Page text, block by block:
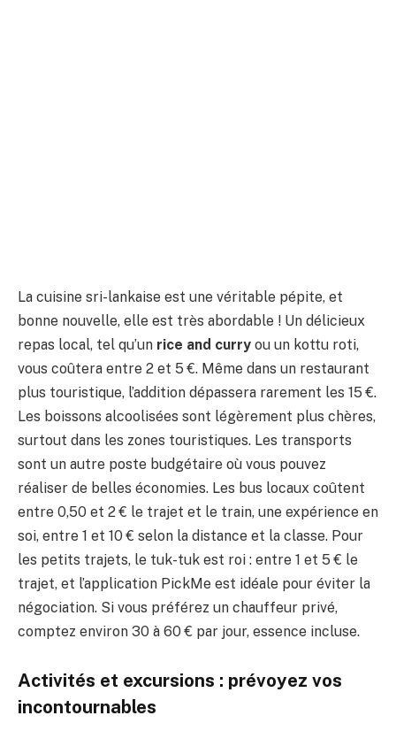
La cuisine sri-lankaise est une véritable pépite, et
bonne nouvelle, elle est très abordable ! Un délicieux
repas local, tel qu’un rice and curry ou un kottu roti,
vous coûtera entre 2 et 5 €. Même dans un restaurant
plus touristique, l’addition dépassera rarement les 15 €.
Les boissons alcoolisées sont légèrement plus chères,
surtout dans les zones touristiques. Les transports
sont un autre poste budgétaire où vous pouvez
réaliser de belles économies. Les bus locaux coûtent
entre 0,50 et 2 € le trajet et le train, une expérience en
soi, entre 1 et 10 € selon la distance et la classe. Pour
les petits trajets, le tuk-tuk est roi : entre 1 et 5 € le
trajet, et l’application PickMe est idéale pour éviter la
négociation. Si vous préférez un chauffeur privé,
comptez environ 30 à 60 € par jour, essence incluse.
Activités et excursions : prévoyez vos
incontournables